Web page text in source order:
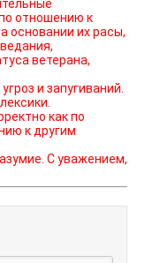
отношению к
основании их расы,
ветерана,
и запугиваний.
как по
к другим
С уважением,